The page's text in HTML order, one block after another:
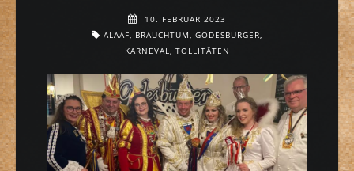
10. FEBRUAR 2023
ALAAF, BRAUCHTUM, GODESBURGER,
KARNEVAL, TOLLITÄTEN